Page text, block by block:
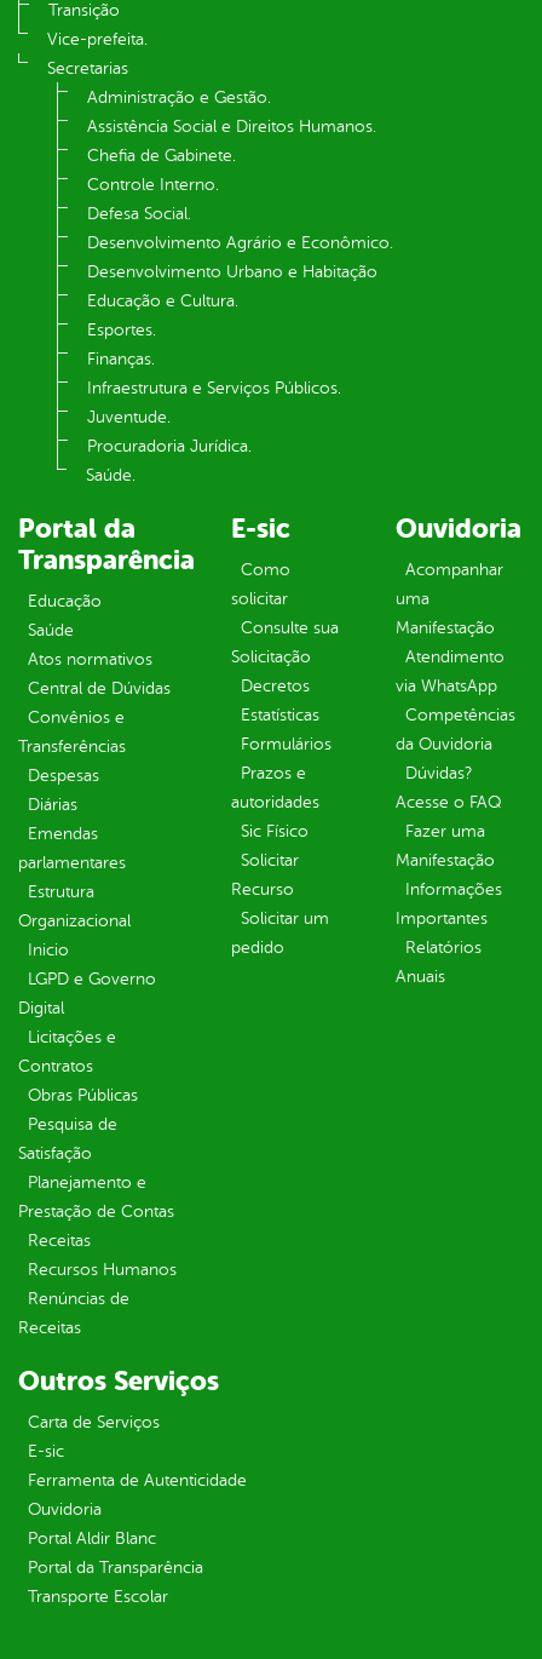
Transição
Vice-prefeita.
Secretarias
Administração e Gestão.
Assistência Social e Direitos Humanos.
Chefia de Gabinete.
Controle Interno.
Defesa Social.
Desenvolvimento Agrário e Econômico.
Desenvolvimento Urbano e Habitação
Educação e Cultura.
Esportes.
Finanças.
Infraestrutura e Serviços Públicos.
Juventude.
Procuradoria Jurídica.
Saúde.
Portal da
Transparência
Educação
Saúde
Atos normativos
Central de Dúvidas
Convênios e
Transferências
Despesas
Diárias
Emendas
parlamentares
Estrutura
Organizacional
Inicio
LGPD e Governo
Digital
Licitações e
Contratos
Obras Públicas
Pesquisa de
Satisfação
Planejamento e
Prestação de Contas
Receitas
Recursos Humanos
Renúncias de
Receitas
E-sic
Como
solicitar
Consulte sua
Solicitação
Decretos
Estatísticas
Formulários
Prazos e
autoridades
Sic Físico
Solicitar
Recurso
Solicitar um
pedido
Ouvidoria
Acompanhar
uma
Manifestação
Atendimento
via WhatsApp
Competências
da Ouvidoria
Dúvidas?
Acesse o FAQ
Fazer uma
Manifestação
Informações
Importantes
Relatórios
Anuais
Outros Serviços
Carta de Serviços
E-sic
Ferramenta de Autenticidade
Ouvidoria
Portal Aldir Blanc
Portal da Transparência
Transporte Escolar